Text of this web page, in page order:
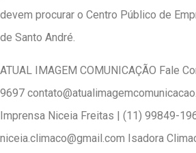
devem procurar o Centro Público de
de Santo André.
ATUAL IMAGEM COMUNICAÇÃO Fale
9697
Imprensa Niceia Freitas | (11) 99849-
niceia.climaco@gmail.com Isadora